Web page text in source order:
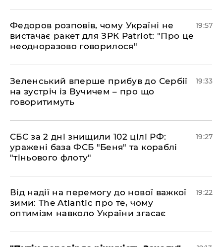
​Федоров розповів, чому Україні не
вистачає ракет для ЗРК Patriot: "Про це
неодноразово говорилося"
19:57
​Зеленський вперше прибув до Сербії
на зустріч із Вучичем – про що
говоритимуть
19:33
​СБС за 2 дні знищили 102 цілі РФ:
уражені база ФСБ "Беня" та кораблі
"тіньового флоту"
19:27
​Від надії на перемогу до нової важкої
зими: The Atlantic про те, чому
оптимізм навколо України згасає
19:22